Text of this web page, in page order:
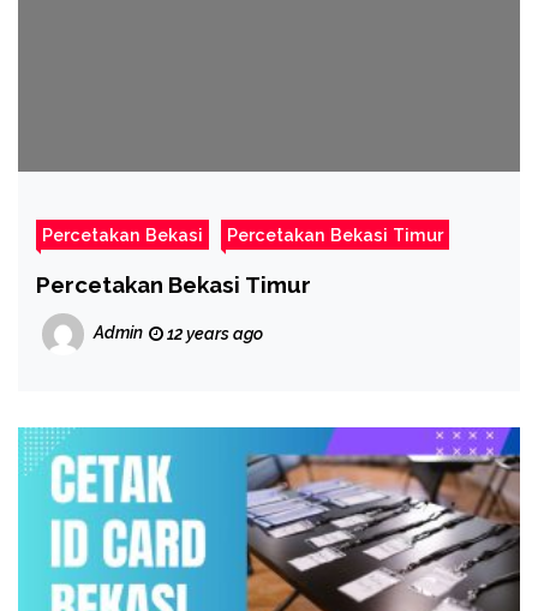
Percetakan Bekasi Percetakan Bekasi Timur
Percetakan Bekasi Timur
Admin 12 years ago